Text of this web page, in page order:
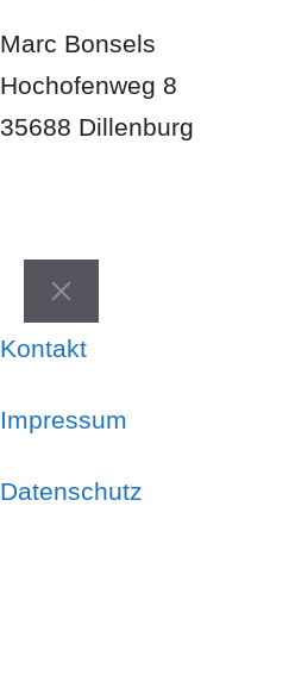
Marc Bonsels
Hochofenweg 8
35688 Dillenburg
Schließen
Kontakt
Impressum
Datenschutz